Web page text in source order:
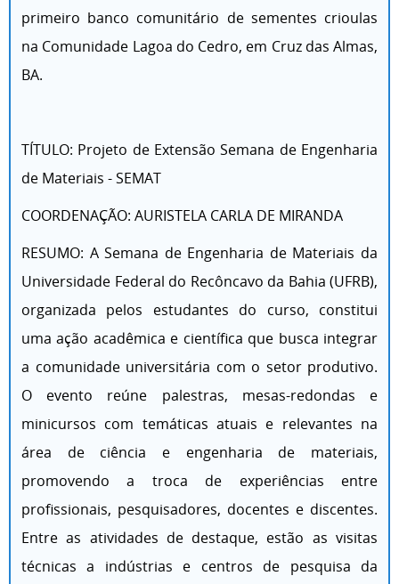
primeiro banco comunitário de sementes crioulas
na Comunidade Lagoa do Cedro, em Cruz das Almas,
BA.
TÍTULO: Projeto de Extensão Semana de Engenharia
de Materiais - SEMAT
COORDENAÇÃO: AURISTELA CARLA DE MIRANDA
RESUMO: A Semana de Engenharia de Materiais da
Universidade Federal do Recôncavo da Bahia (UFRB),
organizada pelos estudantes do curso, constitui
uma ação acadêmica e científica que busca integrar
a comunidade universitária com o setor produtivo.
O evento reúne palestras, mesas-redondas e
minicursos com temáticas atuais e relevantes na
área de ciência e engenharia de materiais,
promovendo a troca de experiências entre
profissionais, pesquisadores, docentes e discentes.
Entre as atividades de destaque, estão as visitas
técnicas a indústrias e centros de pesquisa da